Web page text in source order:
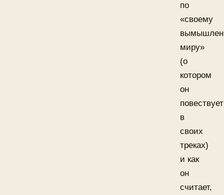
по
«своему
миру»
(о
котором
он
повествует
в
своих
треках)
и как
он
считает,